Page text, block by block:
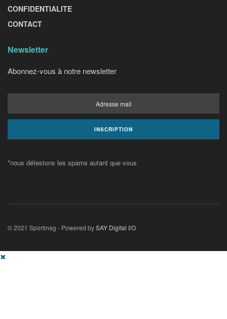
CONFIDENTIALITE
CONTACT
Newsletter
Abonnez-vous à notre newsletter
*nous détestons les spams autant que vous
© 2021 Sportmag - Powered bySAY Digital I/O
✖